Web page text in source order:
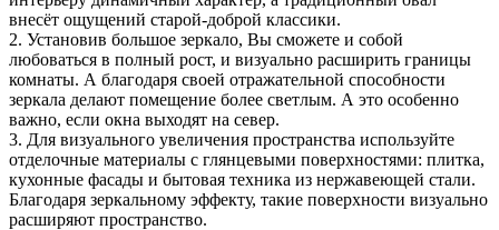
внесёт ощущений старой-доброй классики.
2. Установив большое зеркало, Вы сможете и собой
любоваться в полный рост, и визуально расширить границы
комнаты. А благодаря своей отражательной способности
зеркала делают помещение более светлым. А это особенно
важно, если окна выходят на север.
3. Для визуального увеличения пространства используйте
отделочные материалы с глянцевыми поверхностями: плитка,
кухонные фасады и бытовая техника из нержавеющей стали.
Благодаря зеркальному эффекту, такие поверхности визуально
расширяют пространство.